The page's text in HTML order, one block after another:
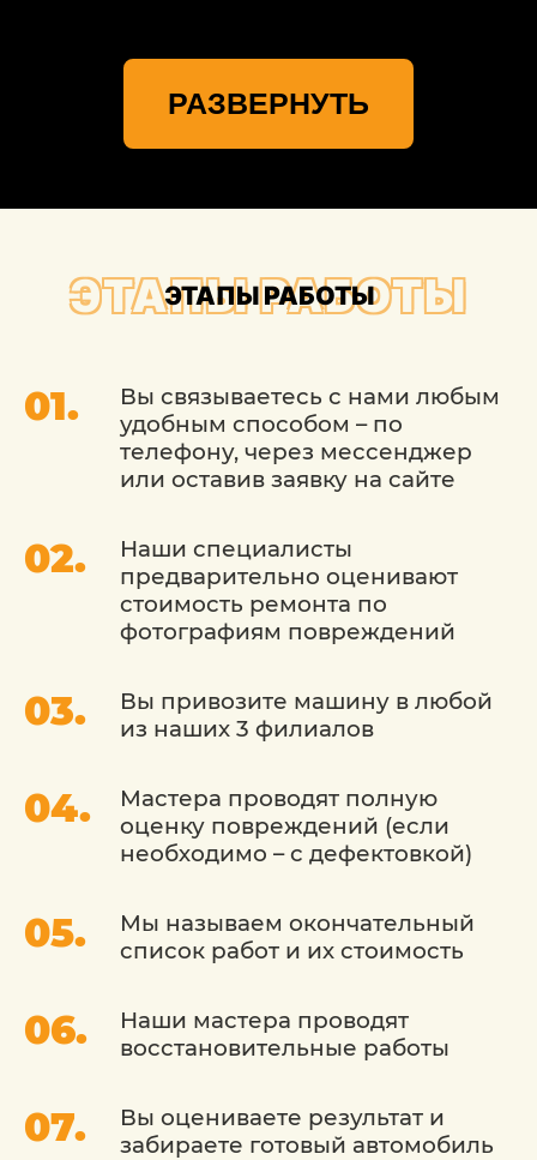
обращение к профи. Поскольку замена у
дилера крайне дорога, ряд
но по адекватной стоимости, с полным
бренда.
СТЕКЛА МАЗДА: ОСНОВНЫЕ
ЭТАПЫ ПРОЦЕДУРЫ
схема осуществления манипуляций
подразумевает такие этапы:
диагностика состояния стекла, молдингов,
снятие молдингов, оснащения;
периметру стекла;
выдавливание, снятие самого стекла;
герметиками, клеями;
установка нового стекла с молдингами.
После этого мы проверяем качество
закрепления и рекомендуем
холодное (ниже +10+12 градусов на
улице) время подождать пару часов,
РАЗВЕРНУТЬ
ЭТАПЫ РАБОТЫ
ЭТАПЫ РАБОТЫ
Вы связываетесь с нами любым
удобным способом – по
телефону, через мессенджер
или оставив заявку на сайте
Наши специалисты
предварительно оценивают
стоимость ремонта по
фотографиям повреждений
Вы привозите машину в любой
из наших 3 филиалов
Мастера проводят полную
оценку повреждений (если
необходимо – с дефектовкой)
Мы называем окончательный
список работ и их стоимость
Наши мастера проводят
восстановительные работы
Вы оцениваете результат и
забираете готовый автомобиль